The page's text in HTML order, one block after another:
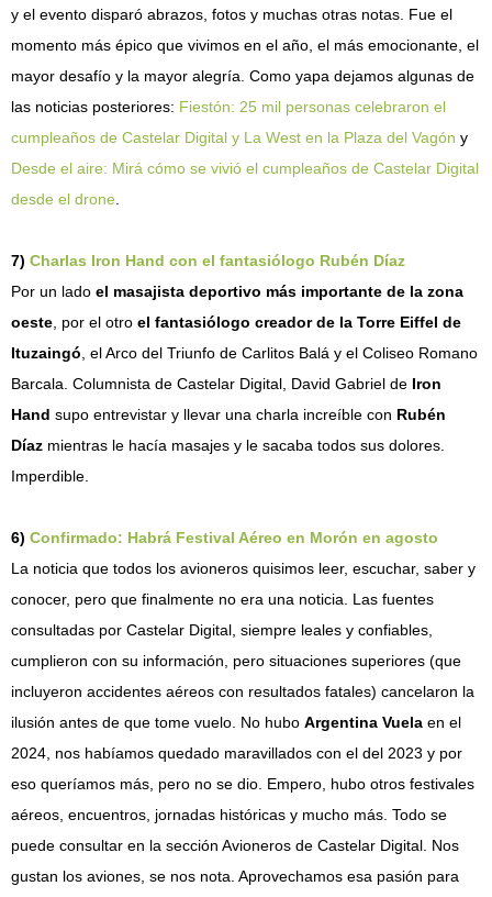
y el evento disparó abrazos, fotos y muchas otras notas. Fue el
momento más épico que vivimos en el año, el más emocionante, el
mayor desafío y la mayor alegría. Como yapa dejamos algunas de
las noticias posteriores: Fiestón: 25 mil personas celebraron el
cumpleaños de Castelar Digital y La West en la Plaza del Vagón y
Desde el aire: Mirá cómo se vivió el cumpleaños de Castelar Digital
desde el drone
7) Charlas Iron Hand con el fantasiólogo Rubén Díaz
Por un lado el masajista deportivo más importante de la zona
oeste , por el otro el fantasiólogo creador de la Torre Eiffel de
Ituzaingó , el Arco del Triunfo de Carlitos Balá y el Coliseo Romano
Barcala. Columnista de Castelar Digital, David Gabriel de Iron
Hand supo entrevistar y llevar una charla increíble con Rubén
Díaz mientras le hacía masajes y le sacaba todos sus dolores.
Imperdible.
6) Confirmado: Habrá Festival Aéreo en Morón en agosto
La noticia que todos los avioneros quisimos leer, escuchar, saber y
conocer, pero que finalmente no era una noticia. Las fuentes
consultadas por Castelar Digital, siempre leales y confiables,
cumplieron con su información, pero situaciones superiores (que
incluyeron accidentes aéreos con resultados fatales) cancelaron la
ilusión antes de que tome vuelo. No hubo Argentina Vuela en el
2024, nos habíamos quedado maravillados con el del 2023 y por
eso queríamos más, pero no se dio. Empero, hubo otros festivales
aéreos, encuentros, jornadas históricas y mucho más. Todo se
puede consultar en la sección Avioneros de Castelar Digital. Nos
gustan los aviones, se nos nota. Aprovechamos esa pasión para